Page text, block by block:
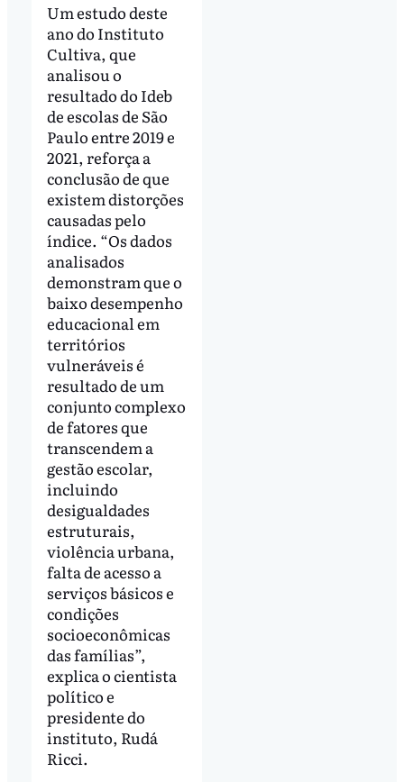
Um estudo deste
ano do Instituto
Cultiva, que
analisou o
resultado do Ideb
de escolas de São
Paulo entre 2019 e
2021, reforça a
conclusão de que
existem distorções
causadas pelo
índice. “Os dados
analisados
demonstram que o
baixo desempenho
educacional em
territórios
vulneráveis é
resultado de um
conjunto complexo
de fatores que
transcendem a
gestão escolar,
incluindo
desigualdades
estruturais,
violência urbana,
falta de acesso a
serviços básicos e
condições
socioeconômicas
das famílias”,
explica o cientista
político e
presidente do
instituto, Rudá
Ricci.